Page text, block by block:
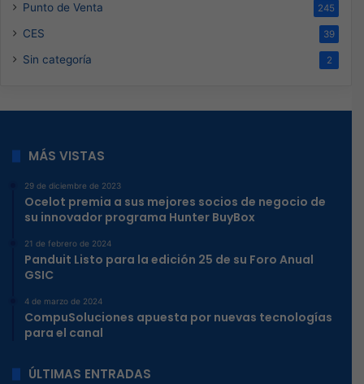
Punto de Venta 245
CES 39
Sin categoría 2
MÁS VISTAS
29 de diciembre de 2023
Ocelot premia a sus mejores socios de negocio de
su innovador programa Hunter BuyBox
21 de febrero de 2024
Panduit Listo para la edición 25 de su Foro Anual
GSIC
4 de marzo de 2024
CompuSoluciones apuesta por nuevas tecnologías
para el canal
ÚLTIMAS ENTRADAS